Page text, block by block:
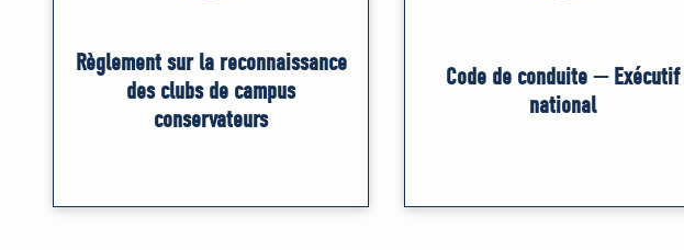
Règlement sur la reconnaissance
des clubs de campus
conservateurs
Code de conduite — Exécutif
national